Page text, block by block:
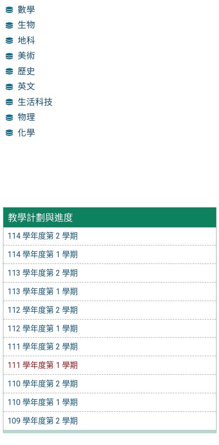
教學計劃與進度
114 學年度第 2 學期
114 學年度第 1 學期
113 學年度第 2 學期
113 學年度第 1 學期
112 學年度第 2 學期
112 學年度第 1 學期
111 學年度第 2 學期
111 學年度第 1 學期
110 學年度第 2 學期
110 學年度第 1 學期
109 學年度第 2 學期
數學
生物
地科
美術
歷史
英文
生活科技
物理
化學